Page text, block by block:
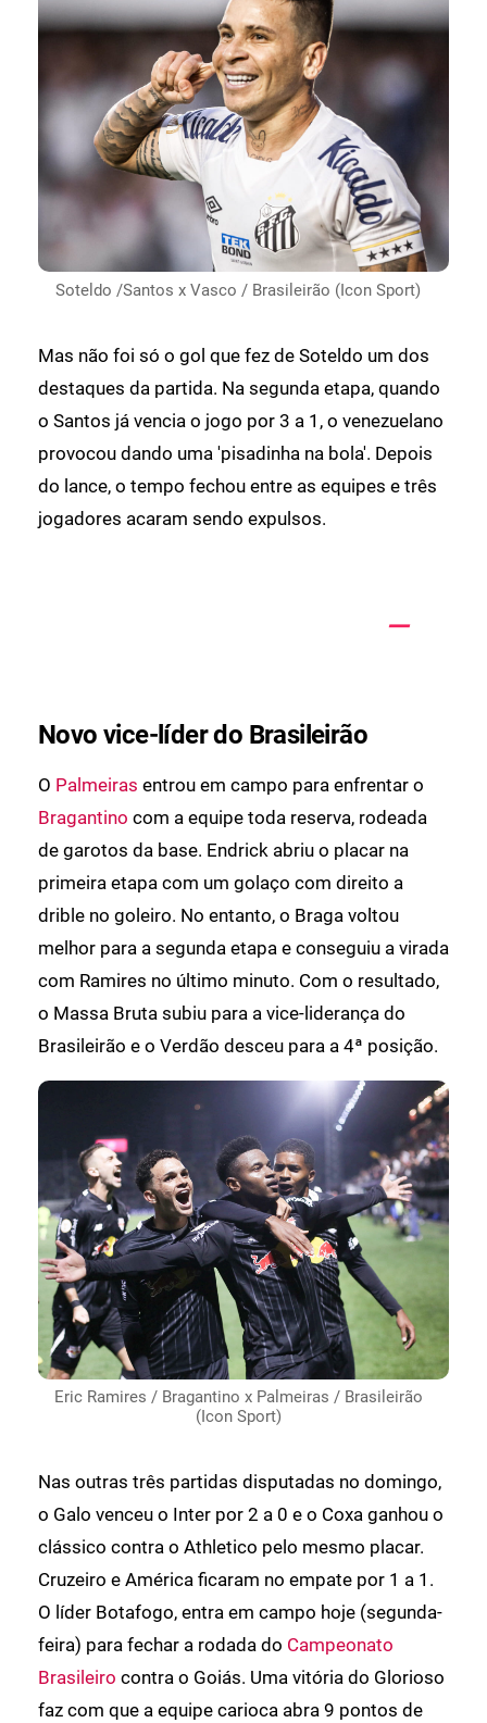
Soteldo /Santos x Vasco / Brasileirão (Icon Sport)
Mas não foi só o gol que fez de Soteldo um dos
destaques da partida. Na segunda etapa, quando
o Santos já vencia o jogo por 3 a 1, o venezuelano
provocou dando uma 'pisadinha na bola'. Depois
do lance, o tempo fechou entre as equipes e três
jogadores acaram sendo expulsos.
Novo vice-líder do Brasileirão
O Palmeiras entrou em campo para enfrentar o
Bragantino com a equipe toda reserva, rodeada
de garotos da base. Endrick abriu o placar na
primeira etapa com um golaço com direito a
drible no goleiro. No entanto, o Braga voltou
melhor para a segunda etapa e conseguiu a virada
com Ramires no último minuto. Com o resultado,
o Massa Bruta subiu para a vice-liderança do
Brasileirão e o Verdão desceu para a 4ª posição.
Eric Ramires / Bragantino x Palmeiras / Brasileirão
(Icon Sport)
Nas outras três partidas disputadas no domingo,
o Galo venceu o Inter por 2 a 0 e o Coxa ganhou o
clássico contra o Athletico pelo mesmo placar.
Cruzeiro e América ficaram no empate por 1 a 1.
O líder Botafogo, entra em campo hoje (segunda-
feira) para fechar a rodada do Campeonato
Brasileiro contra o Goiás. Uma vitória do Glorioso
faz com que a equipe carioca abra 9 pontos de